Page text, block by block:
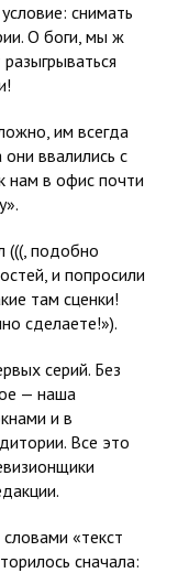
снимать
О боги, мы ж
им всегда
ввалились с
нам в офис почти
(((, подобно
и попросили
там сценки!
сделаете!»).
серий. Без
— наша
и в
Все это
«текст
сначала: